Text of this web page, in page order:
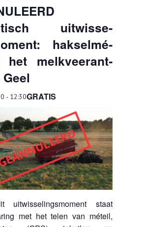
uit­wis­se­
hak­sel­mé­
melk­vee­r­ant­
- 12:30GRATIS
uitwisselingsmoment staat
met het telen van méteil,